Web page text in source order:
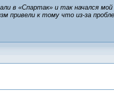
в «Спартак» и так начался
привели к тому что из-за